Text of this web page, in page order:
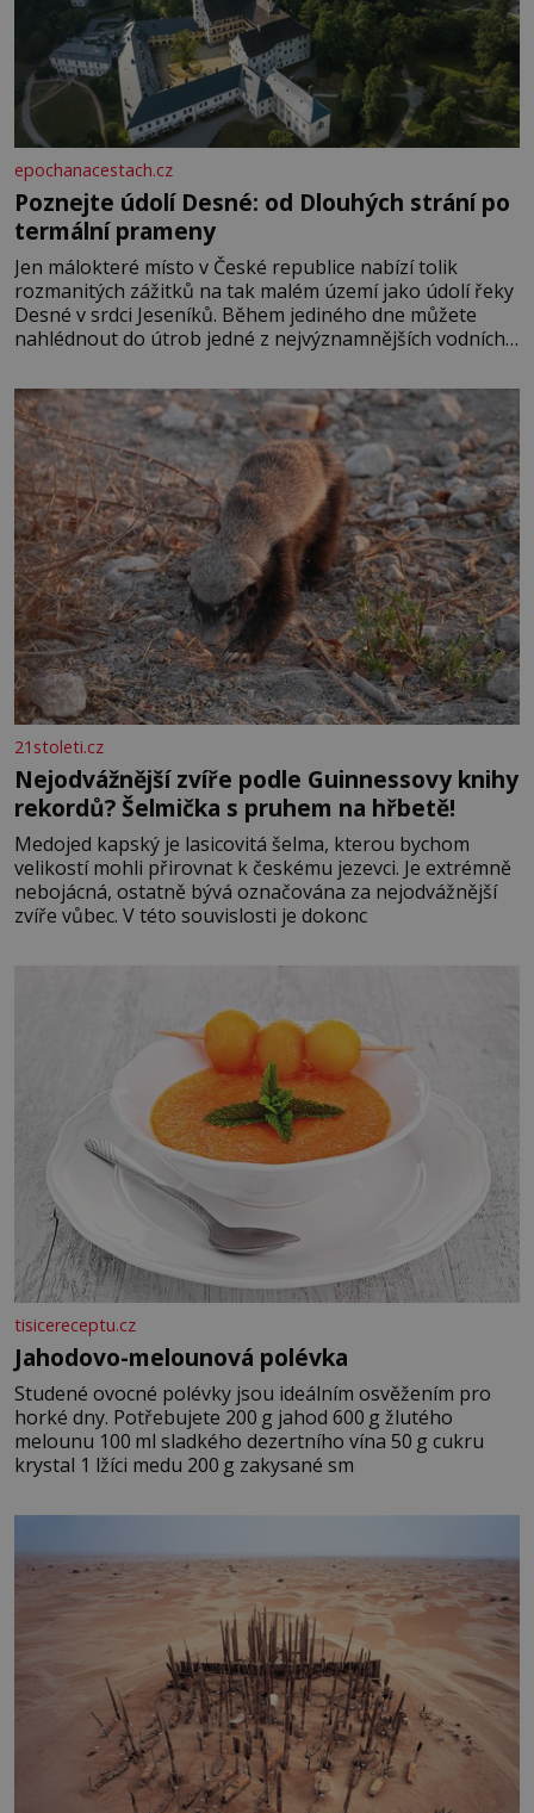
epochanacestach.cz
Poznejte údolí Desné: od Dlouhých strání po
termální prameny
Jen málokteré místo v České republice nabízí tolik
rozmanitých zážitků na tak malém území jako údolí řeky
Desné v srdci Jeseníků. Během jediného dne můžete
nahlédnout do útrob jedné z nejvýznamnějších vodních
se na koloběžce a den zakončit poznáváním památek ve
Velkých Losinách nebo v termálním
21stoleti.cz
Nejodvážnější zvíře podle Guinnessovy knihy
rekordů? Šelmička s pruhem na hřbetě!
Medojed kapský je lasicovitá šelma, kterou bychom
velikostí mohli přirovnat k českému jezevci. Je extrémně
nebojácná, ostatně bývá označována za nejodvážnější
zvíře vůbec. V této souvislosti je dokonc
tisicereceptu.cz
Jahodovo-melounová polévka
Studené ovocné polévky jsou ideálním osvěžením pro
horké dny. Potřebujete 200 g jahod 600 g žlutého
melounu 100 ml sladkého dezertního vína 50 g cukru
krystal 1 lžíci medu 200 g zakysané sm